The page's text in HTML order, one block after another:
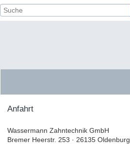
Anfahrt
Wassermann Zahntechnik GmbH
Bremer Heerstr. 253 · 26135 Oldenburg